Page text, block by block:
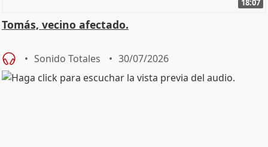
18:07
Tomás, vecino afectado.
Sonido Totales 30/07/2026